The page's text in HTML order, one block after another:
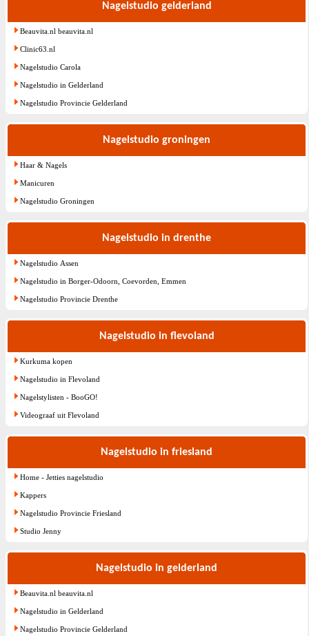
Nagelstudio gelderland
Beauvita.nl beauvita.nl
Clinic63.nl
Nagelstudio Carola
Nagelstudio in Gelderland
Nagelstudio Provincie Gelderland
Nagelstudio groningen
Haar & Nagels
Manicuren
Nagelstudio Groningen
Nagelstudio in drenthe
Nagelstudio Assen
Nagelstudio in Borger-Odoorn, Coevorden, Emmen
Nagelstudio Provincie Drenthe
Nagelstudio in flevoland
Kurkuma kopen
Nagelstudio in Flevoland
Nagelstylisten - BooGO!
Videograaf uit Flevoland
Nagelstudio in friesland
Home - Jetties nagelstudio
Kappers
Nagelstudio Provincie Friesland
Studio Jenny
Nagelstudio in gelderland
Beauvita.nl beauvita.nl
Nagelstudio in Gelderland
Nagelstudio Provincie Gelderland